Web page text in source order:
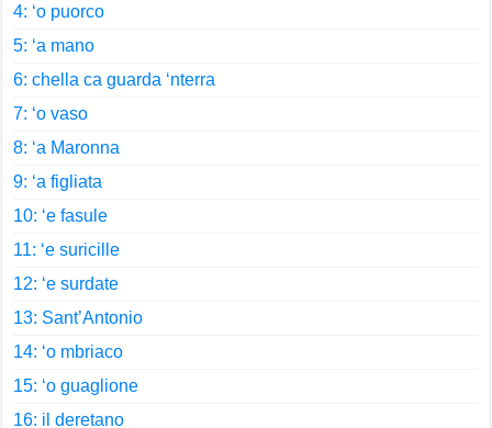
4: ‘o puorco
5: ‘a mano
6: chella ca guarda ‘nterra
7: ‘o vaso
8: ‘a Maronna
9: ‘a figliata
10: ‘e fasule
11: ‘e suricille
12: ‘e surdate
13: Sant’Antonio
14: ‘o mbriaco
15: ‘o guaglione
16: il deretano